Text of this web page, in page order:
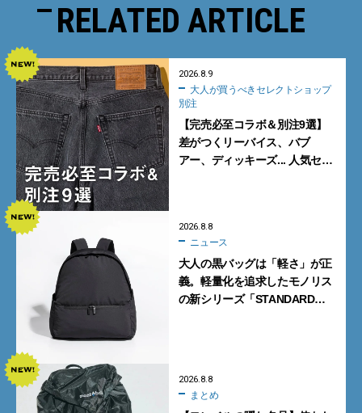
RELATED ARTICLE
2026.8.9
別注
【完売必至コラボ＆別注9選】
差がつくリーバイス、バブ
アー、ディッキーズ... 人気セレ
2026.8.8
ニュース
大人の黒バッグは「軽さ」が正
義。軽量化を追求したモノリス
の新シリーズ「STANDARD
2026.8.8
まとめ